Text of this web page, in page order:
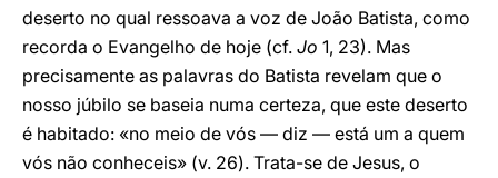
deserto no qual ressoava a voz de João Batista, como
recorda o Evangelho de hoje (cf. Jo 1, 23). Mas
precisamente as palavras do Batista revelam que o
nosso júbilo se baseia numa certeza, que este deserto
é habitado: «no meio de vós — diz — está um a quem
vós não conheceis» (v. 26). Trata-se de Jesus, o